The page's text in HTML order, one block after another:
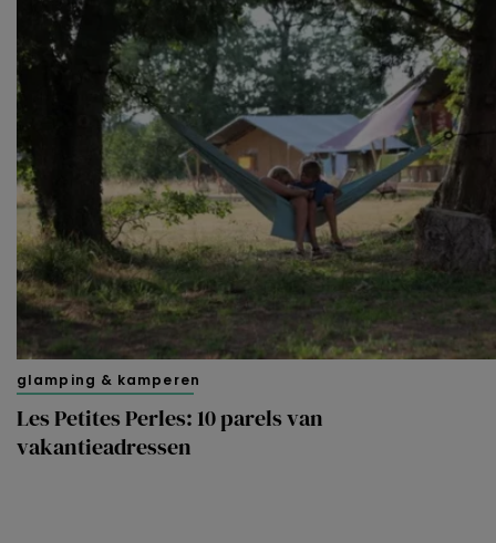
Merci!
glamping & kamperen
Les Petites Perles: 10 parels van
vakantieadressen